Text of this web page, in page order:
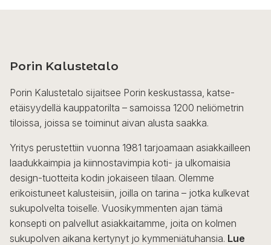
Porin Kalustetalo
Porin Kalustetalo sijaitsee Porin keskustassa, katse-
etäisyydellä kauppatorilta – samoissa 1200 neliömetrin
tiloissa, joissa se toiminut aivan alusta saakka.
Yritys perustettiin vuonna 1981 tarjoamaan asiakkailleen
laadukkaimpia ja kiinnostavimpia koti- ja ulkomaisia
design-tuotteita kodin jokaiseen tilaan. Olemme
erikoistuneet kalusteisiin, joilla on tarina – jotka kulkevat
sukupolvelta toiselle. Vuosikymmenten ajan tämä
konsepti on palvellut asiakkaitamme, joita on kolmen
sukupolven aikana kertynyt jo kymmeniätuhansia. Lue